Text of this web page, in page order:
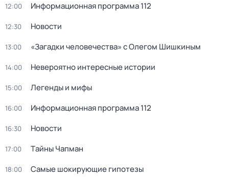
12:00 Информационная программа 112
12:30 Новости
13:00 «Загадки человечества» с Олегом Шишкиным
14:00 Невероятно интересные истории
15:00 Легенды и мифы
16:00 Информационная программа 112
16:30 Новости
17:00 Тaйны Чапман
18:00 Самые шoкиpующие гипотезы